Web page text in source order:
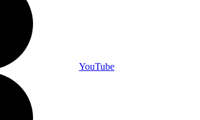
YouTube